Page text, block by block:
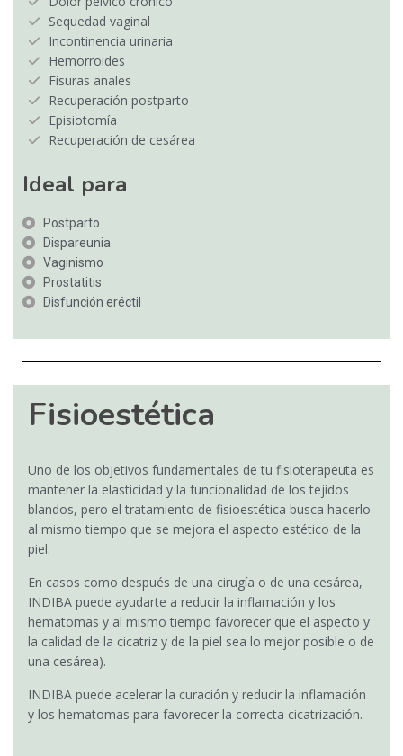
Sequedad vaginal
Incontinencia urinaria
Hemorroides
Fisuras anales
Recuperación postparto
Episiotomía
Recuperación de cesárea
Ideal para
Postparto
Dispareunia
Vaginismo
Prostatitis
Disfunción eréctil
Fisioestética
Uno de los objetivos fundamentales de tu fisioterapeuta es
mantener la elasticidad y la funcionalidad de los tejidos
blandos, pero el tratamiento de fisioestética busca hacerlo
al mismo tiempo que se mejora el aspecto estético de la
piel.
En casos como después de una cirugía o de una cesárea,
INDIBA puede ayudarte a reducir la inflamación y los
hematomas y al mismo tiempo favorecer que el aspecto y
la calidad de la cicatriz y de la piel sea lo mejor posible o de
una cesárea).
INDIBA puede acelerar la curación y reducir la inflamación
y los hematomas para favorecer la correcta cicatrización.